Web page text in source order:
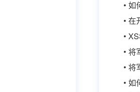
•
•
•
•
•
•